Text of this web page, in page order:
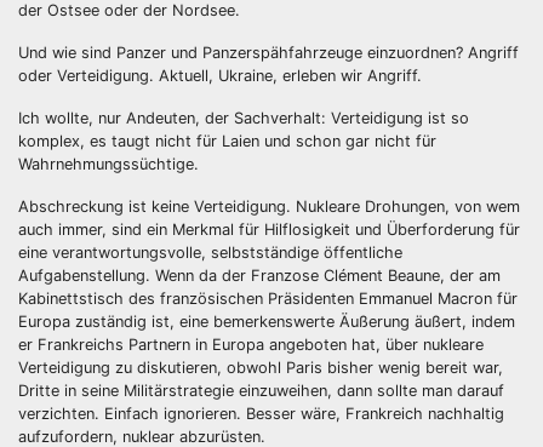
der Ostsee oder der Nordsee.
Und wie sind Panzer und Panzerspähfahrzeuge einzuordnen? Angriff
oder Verteidigung. Aktuell, Ukraine, erleben wir Angriff.
Ich wollte, nur Andeuten, der Sachverhalt: Verteidigung ist so
komplex, es taugt nicht für Laien und schon gar nicht für
Wahrnehmungssüchtige.
Abschreckung ist keine Verteidigung. Nukleare Drohungen, von wem
auch immer, sind ein Merkmal für Hilflosigkeit und Überforderung für
eine verantwortungsvolle, selbstständige öffentliche
Aufgabenstellung. Wenn da der Franzose Clément Beaune, der am
Kabinettstisch des französischen Präsidenten Emmanuel Macron für
Europa zuständig ist, eine bemerkenswerte Äußerung äußert, indem
er Frankreichs Partnern in Europa angeboten hat, über nukleare
Verteidigung zu diskutieren, obwohl Paris bisher wenig bereit war,
Dritte in seine Militärstrategie einzuweihen, dann sollte man darauf
verzichten. Einfach ignorieren. Besser wäre, Frankreich nachhaltig
aufzufordern, nuklear abzurüsten.